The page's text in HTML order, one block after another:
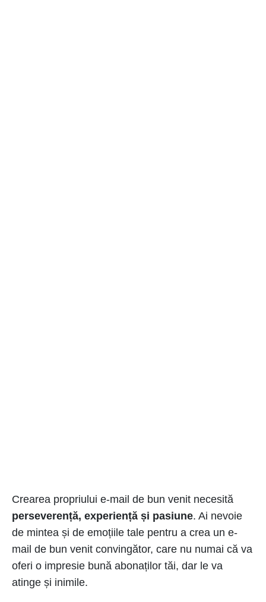
Crearea propriului e-mail de bun venit necesită
perseverență, experiență și pasiune. Ai nevoie
de mintea și de emoțiile tale pentru a crea un e-
mail de bun venit convingător, care nu numai că va
oferi o impresie bună abonaților tăi, dar le va
atinge și inimile.